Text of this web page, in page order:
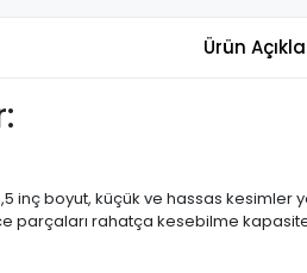
Ürün
inç boyut, küçük ve hassas kesimler
parçaları rahatça kesebilme